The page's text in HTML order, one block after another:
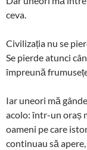
ceva.
Civilizația nu se
Se pierde atunci
împreună
Iar uneori mă
acolo: într-un oraș
oameni pe care
continuau să